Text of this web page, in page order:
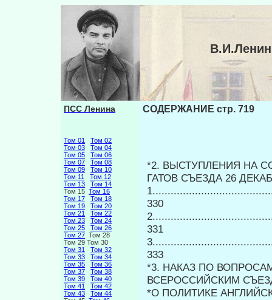
ПСС Ленина
Том 01
Том 02
Том 03
Том 04
Том 05
Том 06
Том 07
Том 08
Том 09
Том 10
Том 11
Том 12
Том 13
Том 14
Том 15 Том 16
Том 17
Том 18
Том 19
Том 20
Том 21
Том 22
Том 23
Том 24
Том 25
Том 26
Том 27 Том 28
Том 29 Том 30
Том 31
Том 32
Том 33
Том 34
Том 35
Том 36
Том 37
Том 38
Том 39
Том 40
Том 41
Том 42
Том 43
Том 44
СОДЕРЖАНИЕ стр. 719
*2. ВЫСТУПЛЕНИЯ НА
ГАТОВ СЪЕЗДА 26
330
331
333
*3. НАКАЗ ПО
ВСЕРОССИЙСКИМ
*О ПОЛИТИКЕ